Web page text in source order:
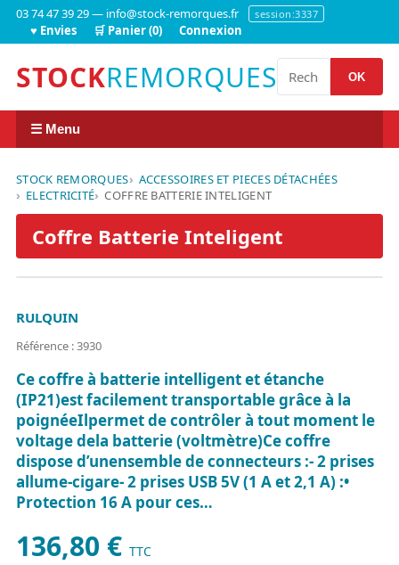
03 74 47 39 29 — info@stock-remorques.fr session:3337
♥ Envies 🛒 Panier (0) Connexion
STOCKREMORQUES OK
☰ Menu
STOCK REMORQUES
ACCESSOIRES ET PIECES DÉTACHÉES
ELECTRICITÉ
COFFRE BATTERIE INTELIGENT
Coffre Batterie Inteligent
RULQUIN
Référence : 3930
Ce coffre à batterie intelligent et étanche
(IP21)est facilement transportable grâce à la
poignéeIlpermet de contrôler à tout moment le
voltage dela batterie (voltmètre)Ce coffre
dispose d’unensemble de connecteurs :- 2 prises
allume-cigare- 2 prises USB 5V (1 A et 2,1 A) :•
Protection 16 A pour ces…
136,80 € TTC